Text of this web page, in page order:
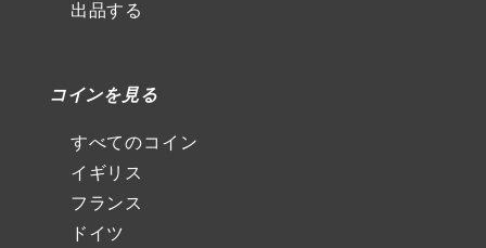
出品する
コインを見る
すべてのコイン
イギリス
フランス
ドイツ